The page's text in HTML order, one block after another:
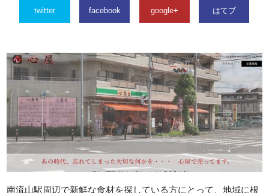
twitter facebook google+ はてブ
南流山駅周辺で新鮮な食材を探している方にとって、地域に根